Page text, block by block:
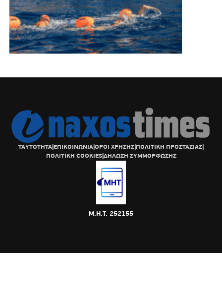
ΤΑΥΤΟΤΗΤΑ|ΕΠΙΚΟΙΝΩΝΙΑ|ΟΡΟΙ ΧΡΗΣΗΣ|ΠΟΛΙΤΙΚΗ ΠΡΟΣΤΑΣΙΑΣ|
ΠΟΛΙΤΙΚΗ COOKIES|ΔΗΛΩΣΗ ΣΥΜΜΟΡΦΩΣΗΣ
Μ.Η.Τ. 252155